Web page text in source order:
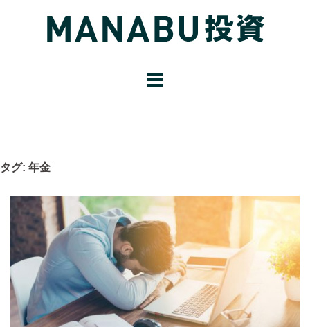
プ
タグ: 年金